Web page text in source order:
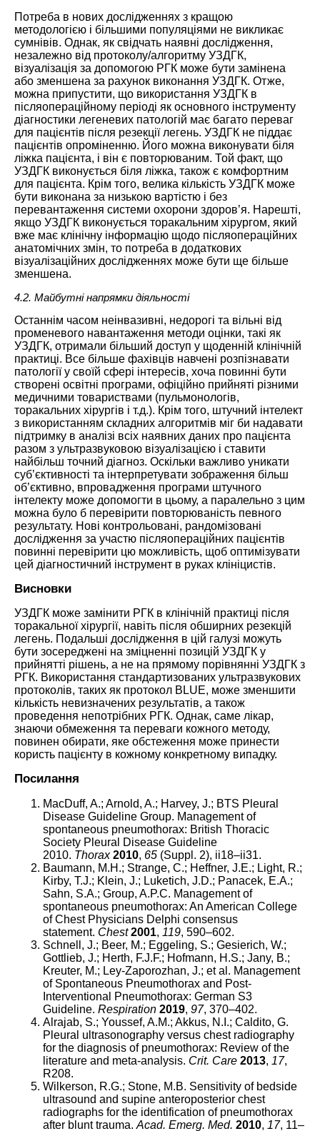
Потреба в нових дослідженнях з кращою
методологією і більшими популяціями не викликає
сумнівів. Однак, як свідчать наявні дослідження,
незалежно від протоколу/алгоритму УЗДГК,
візуалізація за допомогою РГК може бути замінена
або зменшена за рахунок виконання УЗДГК. Отже,
можна припустити, що використання УЗДГК в
післяопераційному періоді як основного інструменту
діагностики легеневих патологій має багато переваг
для пацієнтів після резекції легень. УЗДГК не піддає
пацієнтів опроміненню. Його можна виконувати біля
ліжка пацієнта, і він є повторюваним. Той факт, що
УЗДГК виконується біля ліжка, також є комфортним
для пацієнта. Крім того, велика кількість УЗДГК може
бути виконана за низькою вартістю і без
перевантаження системи охорони здоров’я. Нарешті,
якщо УЗДГК виконується торакальним хірургом, який
вже має клінічну інформацію щодо післяопераційних
анатомічних змін, то потреба в додаткових
візуалізаційних дослідженнях може бути ще більше
зменшена.
4.2. Майбутні напрямки діяльності
Останнім часом неінвазивні, недорогі та вільні від
променевого навантаження методи оцінки, такі як
УЗДГК, отримали більший доступ у щоденній клінічній
практиці. Все більше фахівців навчені розпізнавати
патології у своїй сфері інтересів, хоча повинні бути
створені освітні програми, офіційно прийняті різними
медичними товариствами (пульмонологів,
торакальних хірургів і т.д.). Крім того, штучний інтелект
з використанням складних алгоритмів міг би надавати
підтримку в аналізі всіх наявних даних про пацієнта
разом з ультразвуковою візуалізацією і ставити
найбільш точний діагноз. Оскільки важливо уникати
суб’єктивності та інтерпретувати зображення більш
об’єктивно, впровадження програми штучного
інтелекту може допомогти в цьому, а паралельно з цим
можна було б перевірити повторюваність певного
результату. Нові контрольовані, рандомізовані
дослідження за участю післяопераційних пацієнтів
повинні перевірити цю можливість, щоб оптимізувати
цей діагностичний інструмент в руках клініцистів.
Висновки
УЗДГК може замінити РГК в клінічній практиці після
торакальної хірургії, навіть після обширних резекцій
легень. Подальші дослідження в цій галузі можуть
бути зосереджені на зміцненні позицій УЗДГК у
прийнятті рішень, а не на прямому порівнянні УЗДГК з
РГК. Використання стандартизованих ультразвукових
протоколів, таких як протокол BLUE, може зменшити
кількість невизначених результатів, а також
проведення непотрібних РГК. Однак, саме лікар,
знаючи обмеження та переваги кожного методу,
повинен обирати, яке обстеження може принести
користь пацієнту в кожному конкретному випадку.
Посилання
MacDuff, A.; Arnold, A.; Harvey, J.; BTS Pleural
Disease Guideline Group. Management of
spontaneous pneumothorax: British Thoracic
Society Pleural Disease Guideline
2010. Thorax 2010, 65 (Suppl. 2), ii18–ii31.
Baumann, M.H.; Strange, C.; Heffner, J.E.; Light, R.;
Kirby, T.J.; Klein, J.; Luketich, J.D.; Panacek, E.A.;
Sahn, S.A.; Group, A.P.C. Management of
spontaneous pneumothorax: An American College
of Chest Physicians Delphi consensus
statement. Chest 2001, 119, 590–602.
Schnell, J.; Beer, M.; Eggeling, S.; Gesierich, W.;
Gottlieb, J.; Herth, F.J.F.; Hofmann, H.S.; Jany, B.;
Kreuter, M.; Ley-Zaporozhan, J.; et al. Management
of Spontaneous Pneumothorax and Post-
Interventional Pneumothorax: German S3
Guideline. Respiration 2019, 97, 370–402.
Alrajab, S.; Youssef, A.M.; Akkus, N.I.; Caldito, G.
Pleural ultrasonography versus chest radiography
for the diagnosis of pneumothorax: Review of the
literature and meta-analysis. Crit. Care 2013, 17,
R208.
Wilkerson, R.G.; Stone, M.B. Sensitivity of bedside
ultrasound and supine anteroposterior chest
radiographs for the identification of pneumothorax
after blunt trauma. Acad. Emerg. Med. 2010, 17, 11–